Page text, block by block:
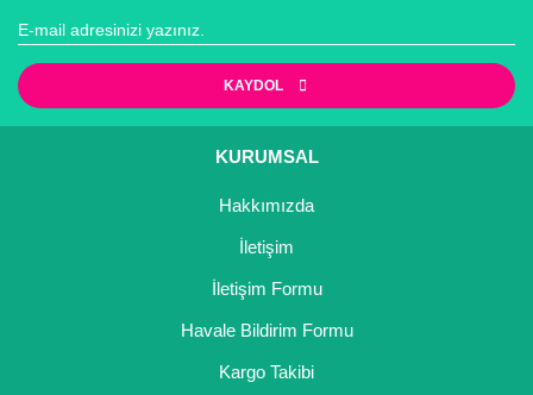
KAYDOL
KURUMSAL
Hakkımızda
İletişim
İletişim Formu
Havale Bildirim Formu
Kargo Takibi